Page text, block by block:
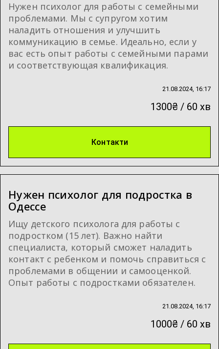
Нужен психолог для работы с семейными
проблемами. Мы с супругом хотим
наладить отношения и улучшить
коммуникацию в семье. Идеально, если у
вас есть опыт работы с семейными парами
и соответствующая квалификация.
21.08.2024, 16:17
1300₴ / 60 хв
Контакти
Нужен психолог для подростка в
Одессе
Ищу детского психолога для работы с
подростком (15 лет). Важно найти
специалиста, который сможет наладить
контакт с ребенком и помочь справиться с
проблемами в общении и самооценкой.
Опыт работы с подростками обязателен.
21.08.2024, 16:17
1000₴ / 60 хв